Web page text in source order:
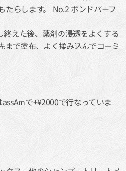
たらします。 No.2 ボンドパーフ
終えた後、薬剤の浸透をよくする
まで塗布、よく揉み込んでコーミ
で+¥2000で行なっていま